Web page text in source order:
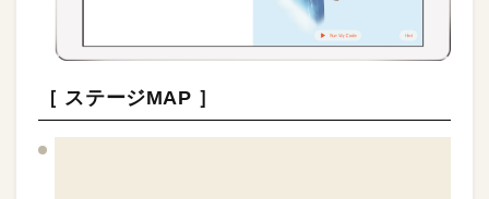
［ ステージMAP ］